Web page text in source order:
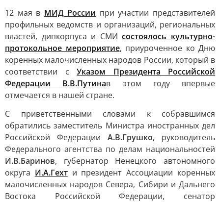
12 мая в МИД России при участии представителей
профильных ведомств и организаций, региональных
властей, дипкорпуса и СМИсостоялось культурно-
протокольное мероприятие, приуроченное ко Дню
коренных малочисленных народов России, который в
соответствии с Указом Президента Российской
Федерации В.В.Путинав этом году впервые
отмечается в нашей стране.
С приветственными словами к собравшимся
обратились заместитель Министра иностранных дел
Российской Федерации А.В.Грушко, руководитель
Федерального агентства по делам национальностей
И.В.Баринов, губернатор Ненецкого автономного
округа И.А.Гехти президент Ассоциации коренных
малочисленных народов Севера, Сибири и Дальнего
Востока Российской Федерации, сенатор